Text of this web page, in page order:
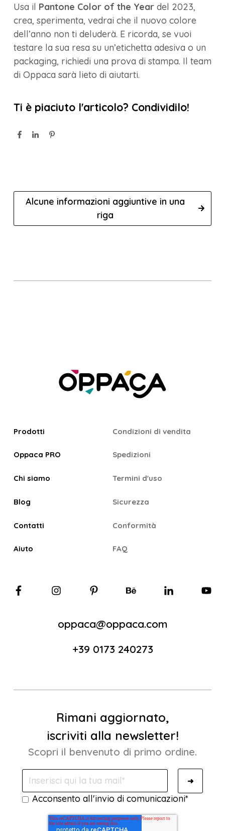
Usa il Pantone Color of the Year del 2023,
crea, sperimenta, vedrai che il nuovo colore
dell’anno non ti deluderà. E ricorda, se vuoi
testare la sua resa su un’etichetta adesiva o un
packaging, richiedi una prova di stampa. Il team
di Oppaca sarà lieto di aiutarti.
Ti è piaciuto l'articolo? Condividilo!
Alcune informazioni aggiuntive in una
riga
Rimani aggiornato,
iscriviti alla newsletter!
Scopri il benvenuto di primo ordine.
Acconsento all'invio di comunicazioni*
Prodotti
Oppaca PRO
Chi siamo
Blog
Contatti
Aiuto
Condizioni di vendita
Spedizioni
Termini d'uso
Sicurezza
Conformità
FAQ
oppaca@oppaca.com
+39 0173 240273